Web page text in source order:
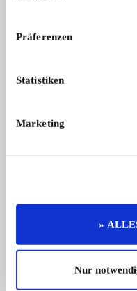
Präferenzen
Statistiken
Marketing
»
Nur
Sie suchen das
150 ...